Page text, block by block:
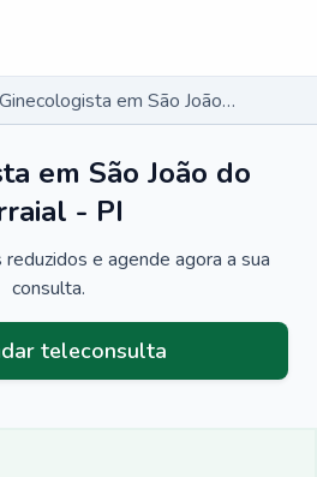
Ginecologista em São João do Arraial - PI
em São João do
- PI
e agende agora a sua
consulta.
teleconsulta